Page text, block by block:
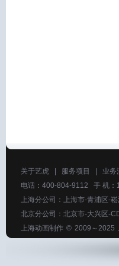
关于艺虎 服务项目 业务
电话：400-804-9112 手 机
上海分公司：上海市-青浦区-
北京分公司：北京市-大兴区-
上海动画制作 © 2009～2025